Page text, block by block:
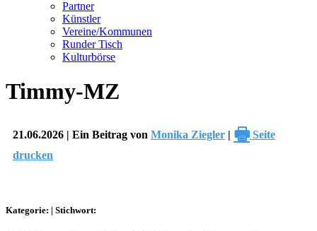
Partner
Künstler
Vereine/Kommunen
Runder Tisch
Kulturbörse
Timmy-MZ
21.06.2026 | Ein Beitrag von Monika Ziegler | 🖶 Seite
drucken
Kategorie: | Stichwort: